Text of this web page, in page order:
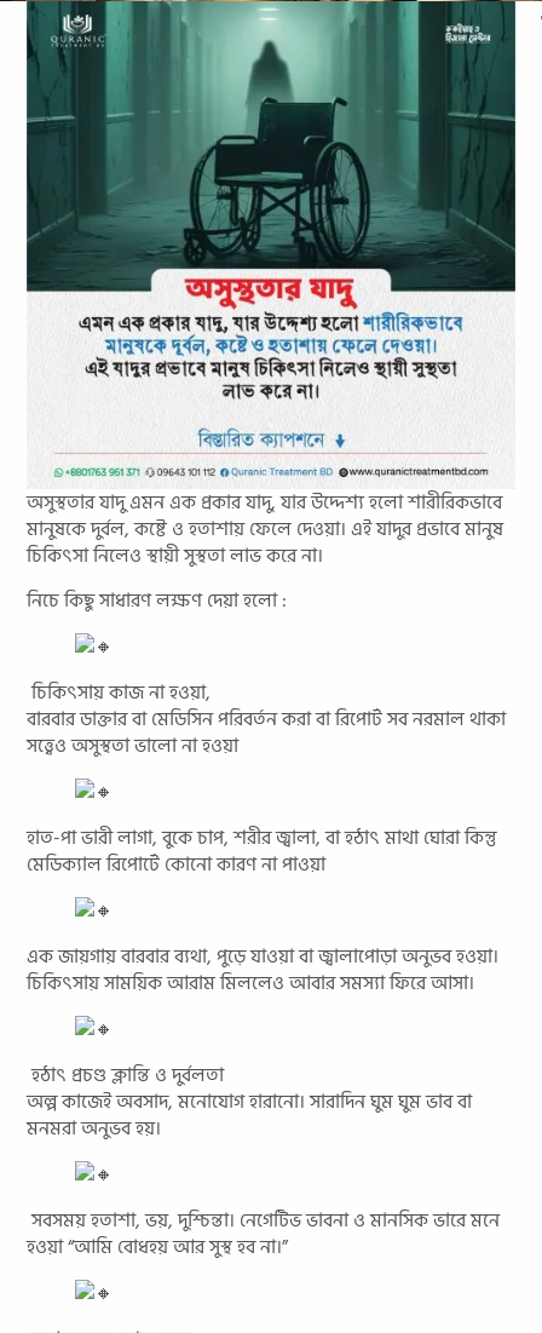
অসুস্থতার যাদু এমন এক প্রকার যাদু, যার উদ্দেশ্য হলো শারীরিকভাবে
মানুষকে দুর্বল, কষ্টে ও হতাশায় ফেলে দেওয়া। এই যাদুর প্রভাবে মানুষ
চিকিৎসা নিলেও স্থায়ী সুস্থতা লাভ করে না।
নিচে কিছু সাধারণ লক্ষণ দেয়া হলো :
চিকিৎসায় কাজ না হওয়া,
বারবার ডাক্তার বা মেডিসিন পরিবর্তন করা বা রিপোর্ট সব নরমাল থাকা
সত্ত্বেও অসুস্থতা ভালো না হওয়া
হাত-পা ভারী লাগা, বুকে চাপ, শরীর জ্বালা, বা হঠাৎ মাথা ঘোরা কিন্তু
মেডিক্যাল রিপোর্টে কোনো কারণ না পাওয়া
এক জায়গায় বারবার ব্যথা, পুড়ে যাওয়া বা জ্বালাপোড়া অনুভব হওয়া।
চিকিৎসায় সাময়িক আরাম মিললেও আবার সমস্যা ফিরে আসা।
হঠাৎ প্রচণ্ড ক্লান্তি ও দুর্বলতা
অল্প কাজেই অবসাদ, মনোযোগ হারানো। সারাদিন ঘুম ঘুম ভাব বা
মনমরা অনুভব হয়।
সবসময় হতাশা, ভয়, দুশ্চিন্তা। নেগেটিভ ভাবনা ও মানসিক ভারে মনে
হওয়া “আমি বোধহয় আর সুস্থ হব না।”